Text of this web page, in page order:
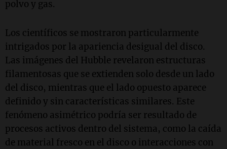
polvo y gas.
Los científicos se mostraron particularmente
intrigados por la apariencia desigual del disco.
Las imágenes del Hubble revelaron estructuras
filamentosas que se extienden solo desde un lado
del disco, mientras que el lado opuesto aparece
definido y sin características similares. Este
fenómeno asimétrico podría ser resultado de
procesos activos dentro del sistema, como la caída
de material fresco en el disco o interacciones con